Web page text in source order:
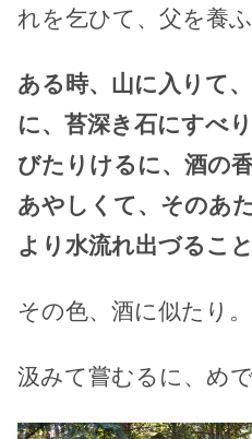
れを乞ひて、父を養ふ
ある時、山に入りて
に、苔深き石にすべ
びたりけるに、酒の
あやしくて、そのあ
より水流れ出づること
その色、酒に似たり。
汲みて嘗むるに、め